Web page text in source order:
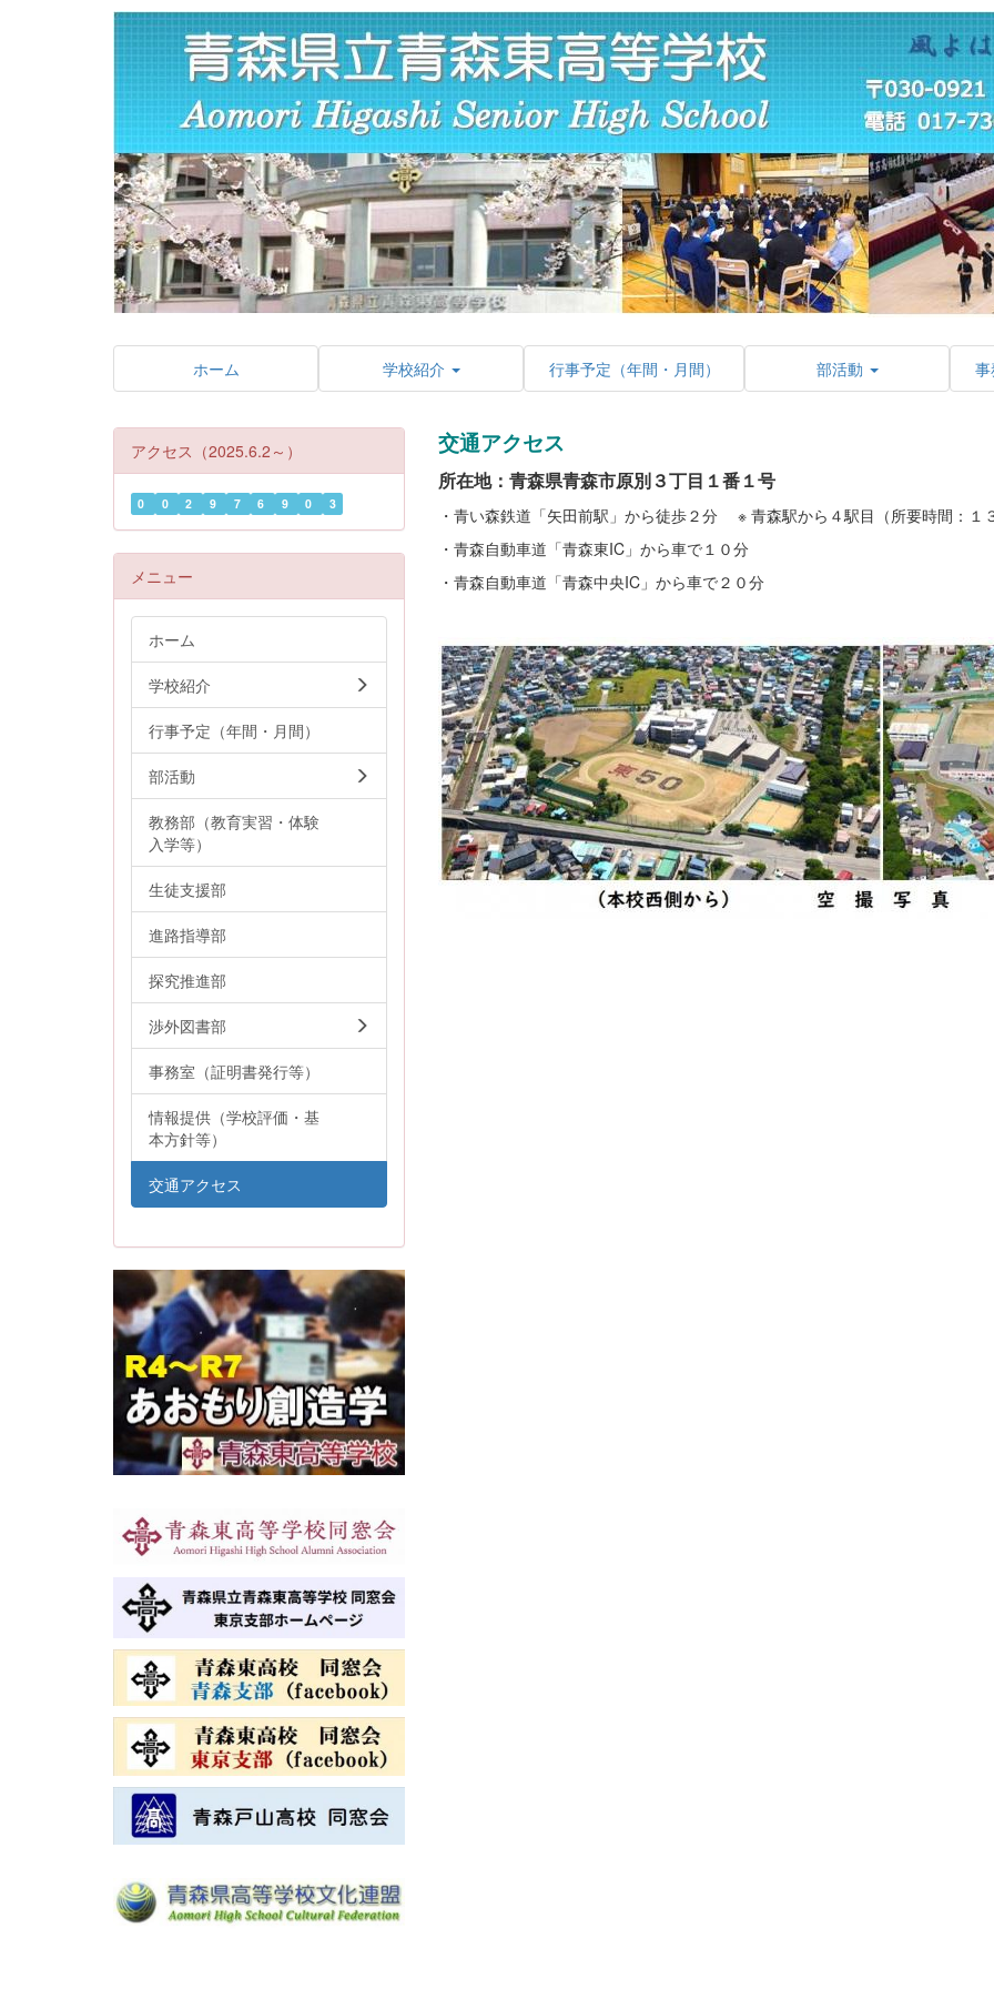
ホーム 学校紹介 行事予定（年間・月間） 部活動
交通アクセス
所在地：青森県青森市原別３丁目１番１号
・青い森鉄道「矢田前駅」から徒歩２分 ※ 青森駅から４駅目（所要時間：１
・青森自動車道「青森東IC」から車で１０分
・青森自動車道「青森中央IC」から車で２０分
アクセス（2025.6.2～）
0 0 2 9 7 6 9 0 3
メニュー
ホーム
学校紹介
行事予定（年間・月間）
部活動
教務部（教育実習・体験
入学等）
生徒支援部
進路指導部
探究推進部
渉外図書部
事務室（証明書発行等）
情報提供（学校評価・基
本方針等）
交通アクセス